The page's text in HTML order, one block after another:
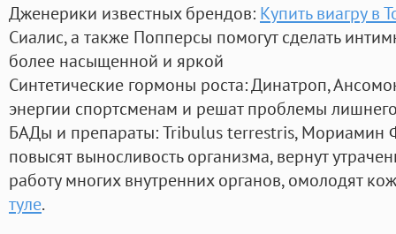
Дженерики известных брендов: Купить виагру в
Сиалис, а также Попперсы помогут сделать
более насыщенной и яркой
Синтетические гормоны роста: Динатроп,
энергии спортсменам и решат проблемы
БАДы и препараты:Tribulus terrestris, Мориамин
повысят выносливость организма, вернут
работу многих внутренних органов, омолодят
туле.